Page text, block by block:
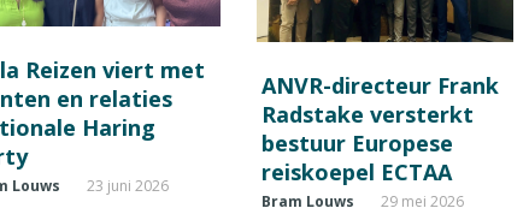
Reizen viert met
en relaties
Haring
Louws 23 juni 2026
ANVR-directeur Frank
Radstake versterkt
bestuur Europese
reiskoepel ECTAA
Bram Louws 29 mei 2026